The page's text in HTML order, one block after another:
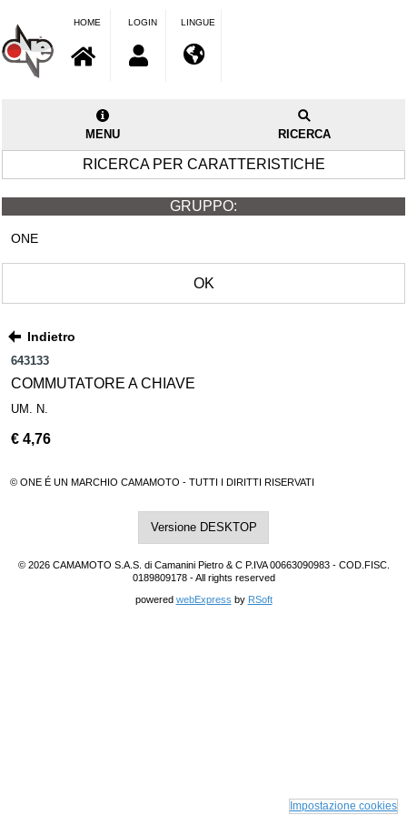
HOME LOGIN LINGUE
MENU RICERCA
RICERCA PER CARATTERISTICHE
GRUPPO:
ONE
OK
Indietro
643133
COMMUTATORE A CHIAVE
UM. N.
€ 4,76
Impostazione cookies
© ONE É UN MARCHIO CAMAMOTO - TUTTI I DIRITTI RISERVATI
Versione DESKTOP
© 2026 CAMAMOTO S.A.S. di Camanini Pietro & C P.IVA 00663090983 - COD.FISC.
0189809178 - All rights reserved
powered webExpress by RSoft